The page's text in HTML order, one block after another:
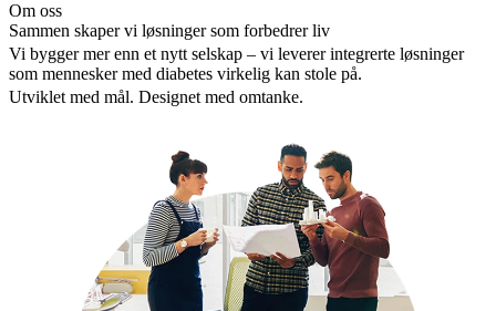
Om oss
Sammen skaper vi løsninger som forbedrer liv
Vi bygger mer enn et nytt selskap – vi leverer integrerte løsninger
som mennesker med diabetes virkelig kan stole på.
Utviklet med mål. Designet med omtanke.